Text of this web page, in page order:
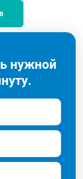
нужной